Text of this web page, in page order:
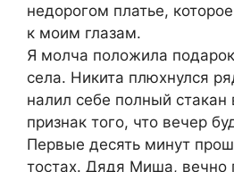
недорогом платье,
к моим глазам.
Я молча положила
села. Никита плюхнулся
налил себе полный
признак того, что вечер
Первые десять минут
тостах. Дядя Миша, вечно